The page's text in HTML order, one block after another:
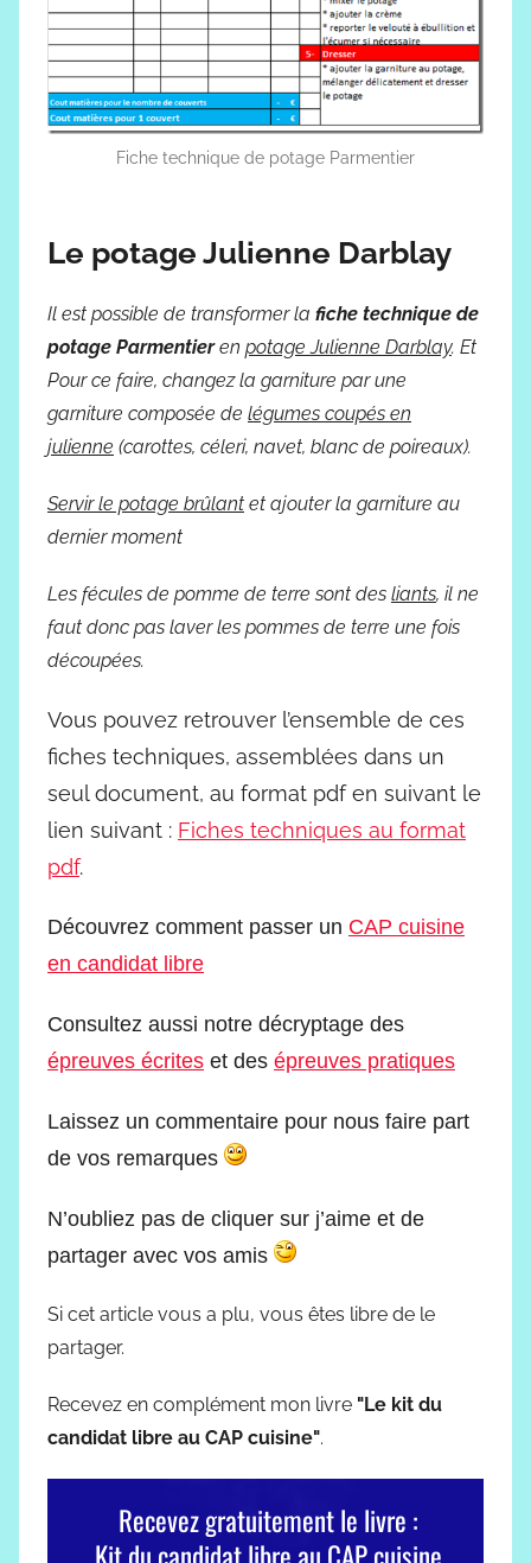
Fiche technique de potage Parmentier
Le potage Julienne Darblay
Il est possible de transformer la fiche technique de
potage Parmentieren potageJulienne Darblay. Et
Pour ce faire, changez la garniture par une
garniture composée de légumes coupés en
julienne (carottes, céleri, navet, blanc de poireaux).
Servir le potage brûlant et ajouter la garniture au
dernier moment
Les fécules de pomme de terre sont des liants, il ne
faut donc pas laver les pommes de terre une fois
découpées.
Vous pouvez retrouver l’ensemble de ces
fiches techniques, assemblées dans un
seul document, au format pdf en suivant le
lien suivant : Fiches techniques au format
pdf.
Découvrez comment passer un CAP cuisine
en candidat libre
Consultez aussi notre décryptage des
épreuves écrites et des épreuves pratiques
Laissez un commentaire pour nous faire part
de vos remarques
N’oubliez pas de cliquer sur j’aime et de
partager avec vos amis
Si cet article vous a plu, vous êtes libre de le
partager.
Recevez en complément mon livre "Le kit du
candidat libre au CAP cuisine".